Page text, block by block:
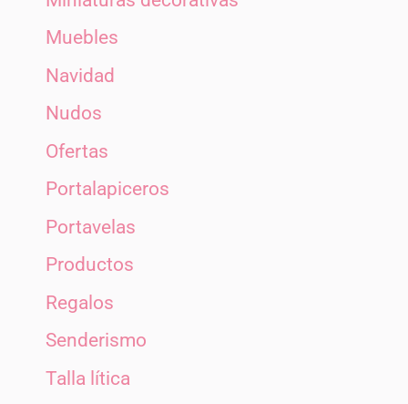
Muebles
Navidad
Nudos
Ofertas
Portalapiceros
Portavelas
Productos
Regalos
Senderismo
Talla lítica